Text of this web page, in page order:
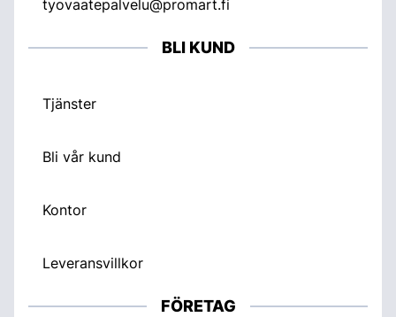
tyovaatepalvelu@promart.fi
BLI KUND
Tjänster
Bli vår kund
Kontor
Leveransvillkor
FÖRETAG